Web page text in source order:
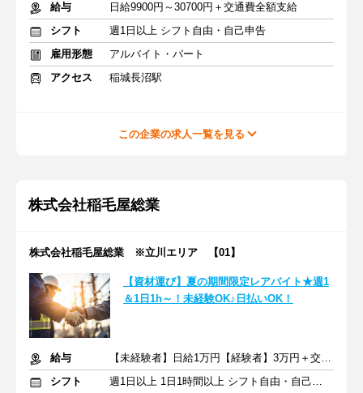
給与
日給9900円～30700円＋交通費全額支給
シフト
週1日以上 シフト自由・自己申告
雇用形態
アルバイト・パート
アクセス
稲城長沼駅
この企業の求人一覧を見る
株式会社稲毛屋総業
株式会社稲毛屋総業 ※立川エリア 【01】
【資材運び】夏の期間限定レアバイト★週1
＆1日1h～！未経験OK♪日払いOK！
給与
【未経験者】日給1万円【経験者】3万円＋交通費支給
シフト
週1日以上 1日1時間以上 シフト自由・自己申告